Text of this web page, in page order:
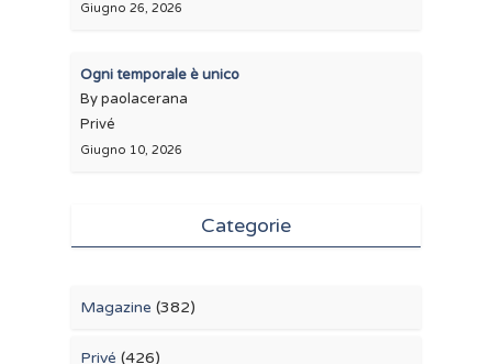
Giugno 26, 2026
Ogni temporale è unico
By paolacerana
Privé
Giugno 10, 2026
Categorie
Magazine (382)
Privé (426)